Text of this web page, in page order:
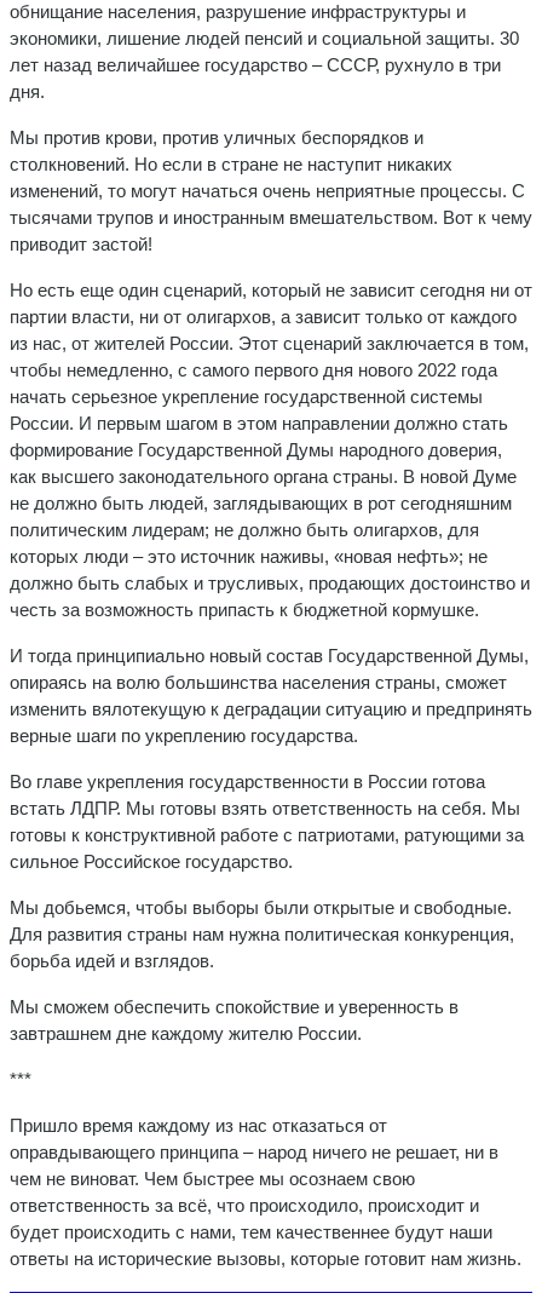
обнищание населения, разрушение инфраструктуры и
экономики, лишение людей пенсий и социальной защиты. 30
лет назад величайшее государство – СССР, рухнуло в три
дня.
Мы против крови, против уличных беспорядков и
столкновений. Но если в стране не наступит никаких
изменений, то могут начаться очень неприятные процессы. С
тысячами трупов и иностранным вмешательством. Вот к чему
приводит застой!
Но есть еще один сценарий, который не зависит сегодня ни от
партии власти, ни от олигархов, а зависит только от каждого
из нас, от жителей России. Этот сценарий заключается в том,
чтобы немедленно, с самого первого дня нового 2022 года
начать серьезное укрепление государственной системы
России. И первым шагом в этом направлении должно стать
формирование Государственной Думы народного доверия,
как высшего законодательного органа страны. В новой Думе
не должно быть людей, заглядывающих в рот сегодняшним
политическим лидерам; не должно быть олигархов, для
которых люди – это источник наживы, «новая нефть»; не
должно быть слабых и трусливых, продающих достоинство и
честь за возможность припасть к бюджетной кормушке.
И тогда принципиально новый состав Государственной Думы,
опираясь на волю большинства населения страны, сможет
изменить вялотекущую к деградации ситуацию и предпринять
верные шаги по укреплению государства.
Во главе укрепления государственности в России готова
встать ЛДПР. Мы готовы взять ответственность на себя. Мы
готовы к конструктивной работе с патриотами, ратующими за
сильное Российское государство.
Мы добьемся, чтобы выборы были открытые и свободные.
Для развития страны нам нужна политическая конкуренция,
борьба идей и взглядов.
Мы сможем обеспечить спокойствие и уверенность в
завтрашнем дне каждому жителю России.
***
Пришло время каждому из нас отказаться от
оправдывающего принципа – народ ничего не решает, ни в
чем не виноват. Чем быстрее мы осознаем свою
ответственность за всё, что происходило, происходит и
будет происходить с нами, тем качественнее будут наши
ответы на исторические вызовы, которые готовит нам жизнь.